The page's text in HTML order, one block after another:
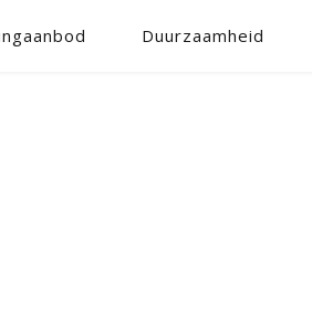
Duurzaamheid